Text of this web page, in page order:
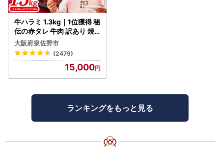
牛ハラミ 1.3kg｜1位獲得 秘
伝の赤タレ 牛肉 訳あり 焼
肉 BBQ
大阪府泉佐野市
(2479)
15,000
ランキングをもっと見る